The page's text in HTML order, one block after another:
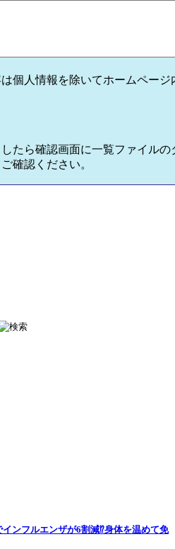
個人情報を除いてホームペー
たら確認画面に一覧ファイル
確認ください。
ンフルエンザが6割減⁉︎身体を温めて免